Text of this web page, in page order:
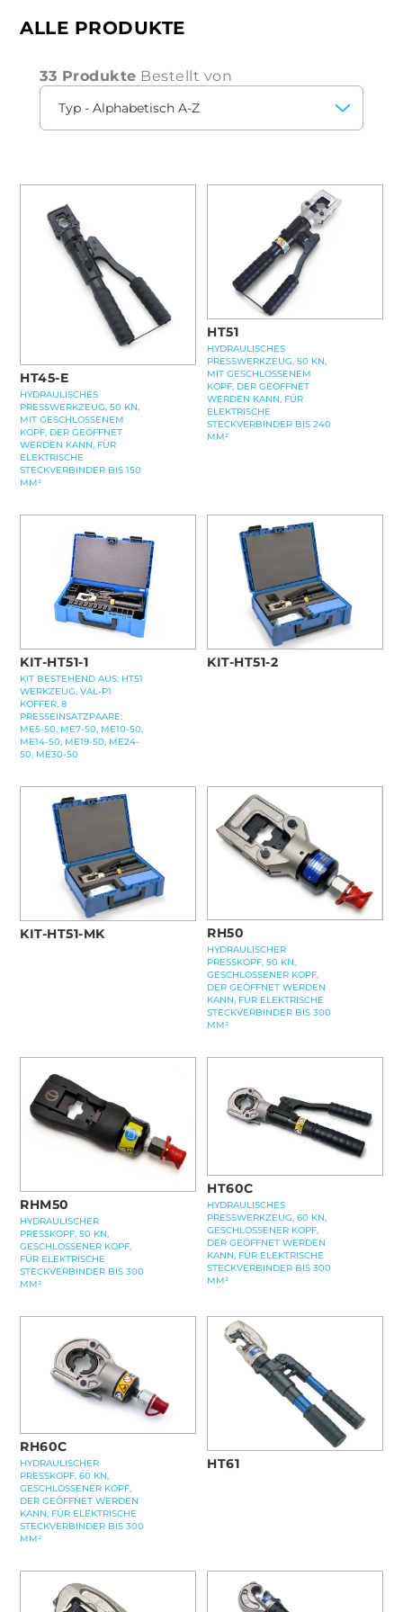
und dauerhafte Ergebnisse.
Industrie arbeiten, können Sie mit einem
hydraulischen Kompressionskopfdie Zeit
optimierenundden Arbeitsaufwand
reduzieren, ohne aufSicherheitund
ALLE PRODUKTE
33 Produkte Bestellt von
HT45-E
HYDRAULISCHES
PRESSWERKZEUG, 50 KN,
MIT GESCHLOSSENEM
KOPF, DER GEÖFFNET
WERDEN KANN, FÜR
ELEKTRISCHE
STECKVERBINDER BIS 150
MM²
HT51
HYDRAULISCHES
PRESSWERKZEUG, 50 KN,
MIT GESCHLOSSENEM
KOPF, DER GEÖFFNET
WERDEN KANN, FÜR
ELEKTRISCHE
STECKVERBINDER BIS 240
MM²
KIT-HT51-1
KIT BESTEHEND AUS: HT51
WERKZEUG, VAL-P1
KOFFER, 8
PRESSEINSATZPAARE:
ME5-50, ME7-50, ME10-50,
ME14-50, ME19-50, ME24-
50, ME30-50
KIT-HT51-2
KIT-HT51-MK RH50
HYDRAULISCHER
PRESSKOPF, 50 KN,
GESCHLOSSENER KOPF,
DER GEÖFFNET WERDEN
KANN, FÜR ELEKTRISCHE
STECKVERBINDER BIS 300
MM²
RHM50
HYDRAULISCHER
PRESSKOPF, 50 KN,
GESCHLOSSENER KOPF,
FÜR ELEKTRISCHE
STECKVERBINDER BIS 300
MM²
HT60C
HYDRAULISCHES
PRESSWERKZEUG, 60 KN,
GESCHLOSSENER KOPF,
DER GEÖFFNET WERDEN
KANN, FÜR ELEKTRISCHE
STECKVERBINDER BIS 300
MM²
RH60C
HYDRAULISCHER
PRESSKOPF, 60 KN,
GESCHLOSSENER KOPF,
DER GEÖFFNET WERDEN
KANN, FÜR ELEKTRISCHE
STECKVERBINDER BIS 300
MM²
HT61